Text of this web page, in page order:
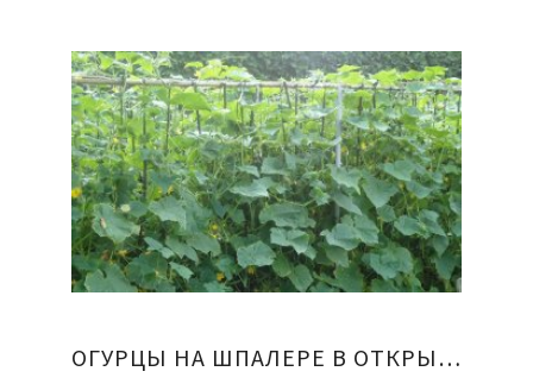
ОГУРЦЫ НА ШПАЛЕРЕ В ОТКРЫТОМ ГРУНТЕ